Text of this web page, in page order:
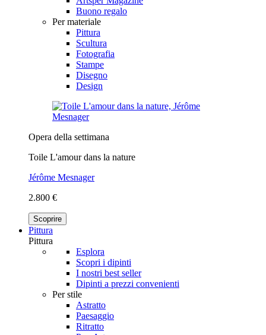
Buono regalo
Per materiale
Pittura
Scultura
Fotografia
Stampe
Disegno
Design
Opera della settimana
Toile L'amour dans la nature
Jérôme Mesnager
2.800 €
Scoprire
Pittura
Pittura
Esplora
Scopri i dipinti
I nostri best seller
Dipinti a prezzi convenienti
Per stile
Astratto
Paesaggio
Ritratto